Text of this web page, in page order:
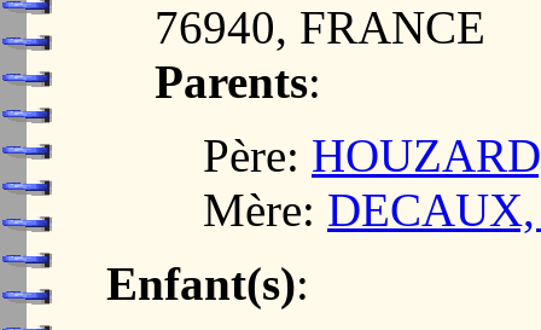
76940, FRANCE
Parents:
Père:
Mère: DECAUX,
Enfant(s):